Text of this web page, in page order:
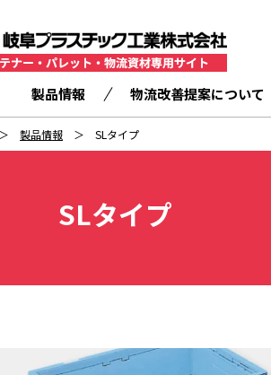
製品情報 物流改善提案について
製品情報 SLタイプ
SLタイプ